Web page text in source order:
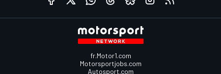
fr.Motor1.com
Motorsportjobs.com
Autosport.com